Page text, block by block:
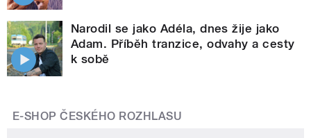
Narodil se jako Adéla, dnes žije jako
Adam. Příběh tranzice, odvahy a cesty
k sobě
E-SHOP ČESKÉHO ROZHLASU